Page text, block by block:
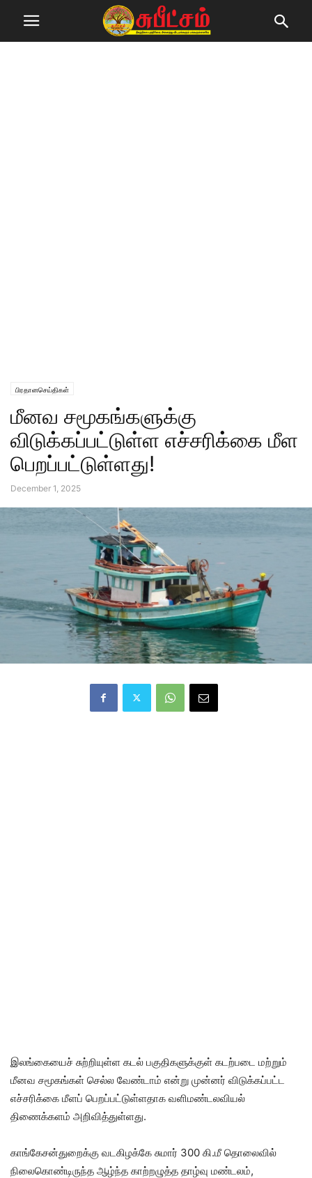
பிரதானசெய்திகள்
மீனவ சமூகங்களுக்கு
விடுக்கப்பட்டுள்ள எச்சரிக்கை மீள
பெறப்பட்டுள்ளது!
December 1, 2025
இலங்கையைச் சுற்றியுள்ள கடல் பகுதிகளுக்குள் கடற்படை மற்றும்
மீனவ சமூகங்கள் செல்ல வேண்டாம் என்று முன்னர் விடுக்கப்பட்ட
எச்சரிக்கை மீளப் பெறப்பட்டுள்ளதாக வளிமண்டலவியல்
திணைக்களம் அறிவித்துள்ளது.
காங்கேசன்துறைக்கு வடகிழக்கே சுமார் 300 கி.மீ தொலைவில்
நிலைகொண்டிருந்த ஆழ்ந்த காற்றழுத்த தாழ்வு மண்டலம்,